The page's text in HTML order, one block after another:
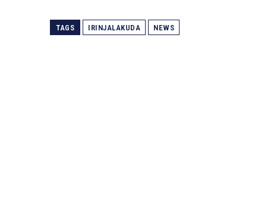
TAGS IRINJALAKUDA NEWS